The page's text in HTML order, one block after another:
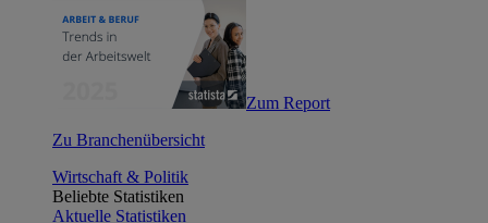
Zum Report
Zu Branchenübersicht
Wirtschaft & Politik
Beliebte Statistiken
Aktuelle Statistiken